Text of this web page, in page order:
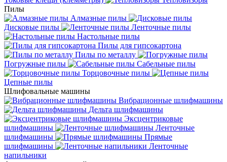
Пилы
Алмазные пилы
Дисковые пилы
Ленточные пилы
Настольные пилы
Пилы для гипсокартона
Пилы по металлу
Погружные пилы
Сабельные пилы
Торцовочные пилы
Цепные пилы
Шлифовальные машины
Вибрационные шлифмашины
Дельта шлифмашины
Эксцентриковые
шлифмашины
Ленточные
шлифмашины
Прямые
шлифмашины
Ленточные
напильники